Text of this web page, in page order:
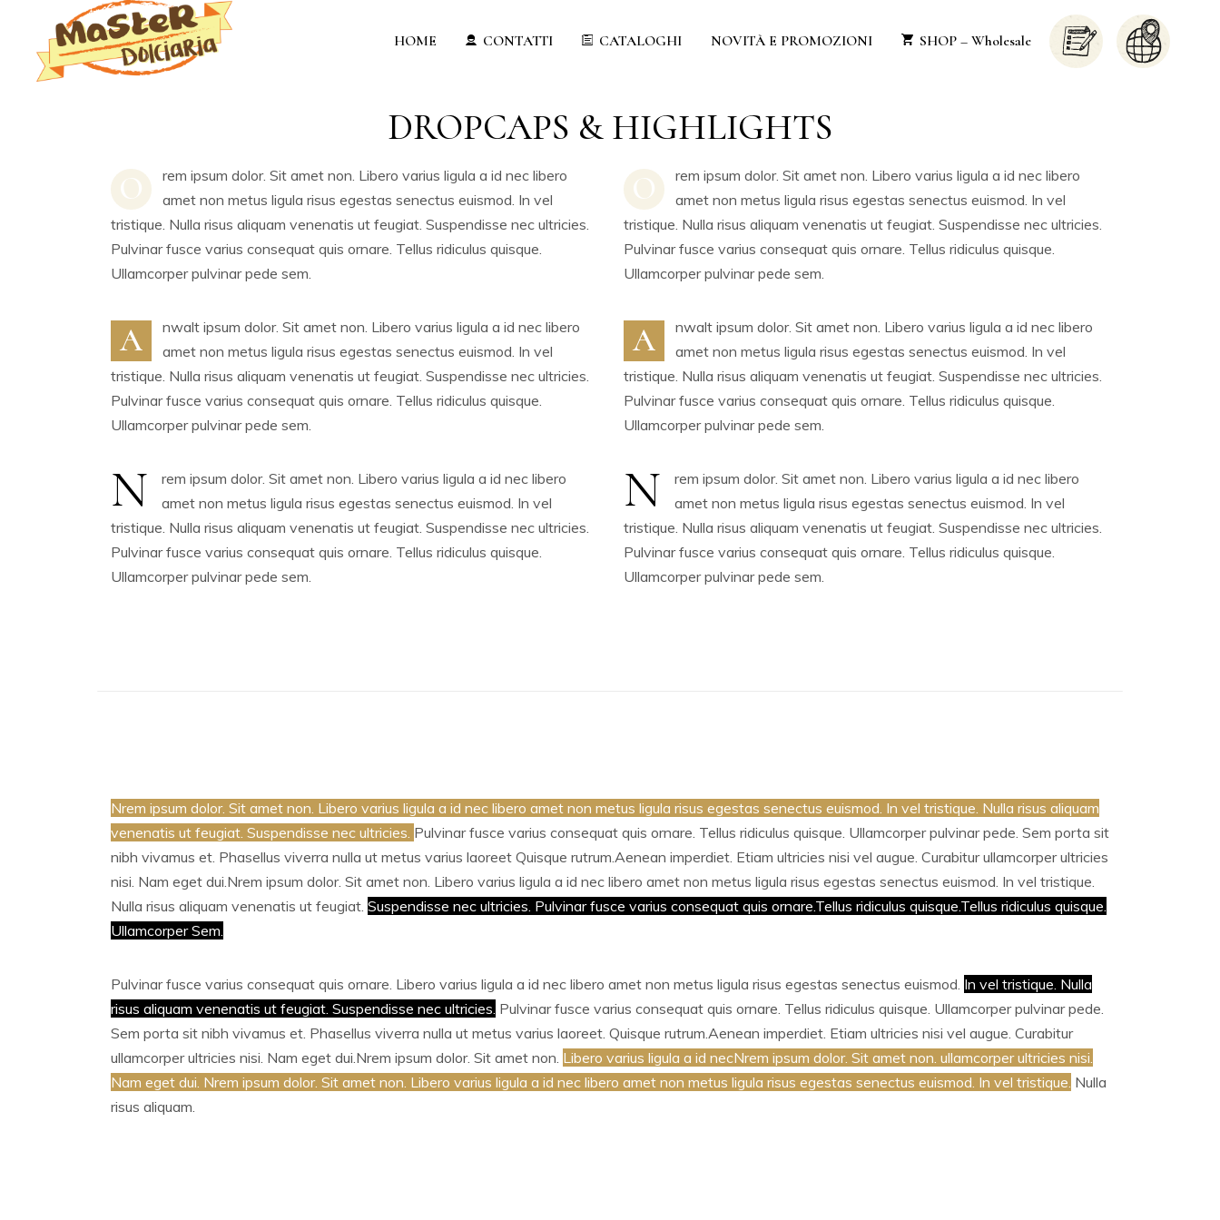
HOME CONTATTI CATALOGHI NOVITÀ E PROMOZIONI SHOP – Wholesale
DROPCAPS & HIGHLIGHTS
O
rem ipsum dolor. Sit amet non. Libero varius ligula a id nec libero
amet non metus ligula risus egestas senectus euismod. In vel
tristique. Nulla risus aliquam venenatis ut feugiat. Suspendisse nec ultricies.
Pulvinar fusce varius consequat quis ornare. Tellus ridiculus quisque.
Ullamcorper pulvinar pede sem.
A
nwalt ipsum dolor. Sit amet non. Libero varius ligula a id nec libero
amet non metus ligula risus egestas senectus euismod. In vel
tristique. Nulla risus aliquam venenatis ut feugiat. Suspendisse nec ultricies.
Pulvinar fusce varius consequat quis ornare. Tellus ridiculus quisque.
Ullamcorper pulvinar pede sem.
N
rem ipsum dolor. Sit amet non. Libero varius ligula a id nec libero
amet non metus ligula risus egestas senectus euismod. In vel
tristique. Nulla risus aliquam venenatis ut feugiat. Suspendisse nec ultricies.
Pulvinar fusce varius consequat quis ornare. Tellus ridiculus quisque.
Ullamcorper pulvinar pede sem.
O
rem ipsum dolor. Sit amet non. Libero varius ligula a id nec libero
amet non metus ligula risus egestas senectus euismod. In vel
tristique. Nulla risus aliquam venenatis ut feugiat. Suspendisse nec ultricies.
Pulvinar fusce varius consequat quis ornare. Tellus ridiculus quisque.
Ullamcorper pulvinar pede sem.
A
nwalt ipsum dolor. Sit amet non. Libero varius ligula a id nec libero
amet non metus ligula risus egestas senectus euismod. In vel
tristique. Nulla risus aliquam venenatis ut feugiat. Suspendisse nec ultricies.
Pulvinar fusce varius consequat quis ornare. Tellus ridiculus quisque.
Ullamcorper pulvinar pede sem.
N
rem ipsum dolor. Sit amet non. Libero varius ligula a id nec libero
amet non metus ligula risus egestas senectus euismod. In vel
tristique. Nulla risus aliquam venenatis ut feugiat. Suspendisse nec ultricies.
Pulvinar fusce varius consequat quis ornare. Tellus ridiculus quisque.
Ullamcorper pulvinar pede sem.
Nrem ipsum dolor. Sit amet non. Libero varius ligula a id nec libero amet non metus ligula risus egestas senectus euismod. In vel tristique. Nulla risus aliquam
venenatis ut feugiat. Suspendisse nec ultricies. Pulvinar fusce varius consequat quis ornare. Tellus ridiculus quisque. Ullamcorper pulvinar pede. Sem porta sit
nibh vivamus et. Phasellus viverra nulla ut metus varius laoreet Quisque rutrum.Aenean imperdiet. Etiam ultricies nisi vel augue. Curabitur ullamcorper ultricies
nisi. Nam eget dui.Nrem ipsum dolor. Sit amet non. Libero varius ligula a id nec libero amet non metus ligula risus egestas senectus euismod. In vel tristique.
Nulla risus aliquam venenatis ut feugiat. Suspendisse nec ultricies. Pulvinar fusce varius consequat quis ornare.Tellus ridiculus quisque.Tellus ridiculus quisque.
Ullamcorper Sem.
Pulvinar fusce varius consequat quis ornare. Libero varius ligula a id nec libero amet non metus ligula risus egestas senectus euismod. In vel tristique. Nulla
risus aliquam venenatis ut feugiat. Suspendisse nec ultricies. Pulvinar fusce varius consequat quis ornare. Tellus ridiculus quisque. Ullamcorper pulvinar pede.
Sem porta sit nibh vivamus et. Phasellus viverra nulla ut metus varius laoreet. Quisque rutrum.Aenean imperdiet. Etiam ultricies nisi vel augue. Curabitur
ullamcorper ultricies nisi. Nam eget dui.Nrem ipsum dolor. Sit amet non. Libero varius ligula a id necNrem ipsum dolor. Sit amet non. ullamcorper ultricies nisi.
Nam eget dui. Nrem ipsum dolor. Sit amet non. Libero varius ligula a id nec libero amet non metus ligula risus egestas senectus euismod. In vel tristique. Nulla
risus aliquam.